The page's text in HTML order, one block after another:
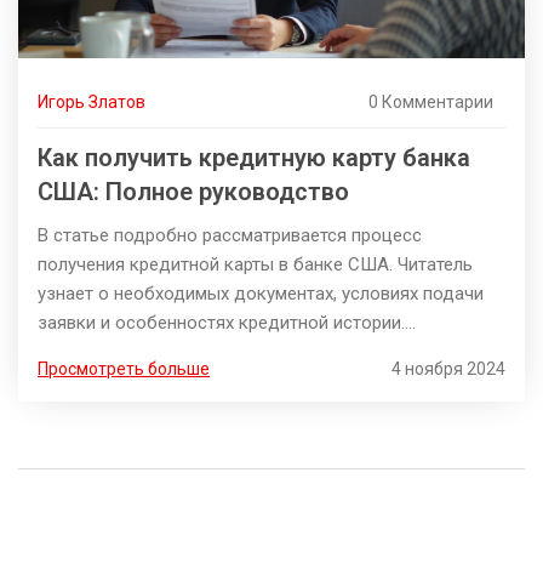
Игорь Златов 0 Комментарии
Как получить кредитную карту банка
США: Полное руководство
В статье подробно рассматривается процесс
получения кредитной карты в банке США. Читатель
узнает о необходимых документах, условиях подачи
заявки и особенностях кредитной истории.
одобрение заявки. Представлены интересные факты о
Просмотреть больше 4 ноября 2024